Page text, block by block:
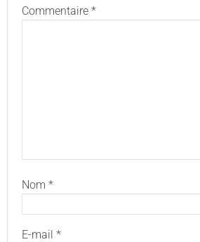
Commentaire *
Nom *
E-mail *